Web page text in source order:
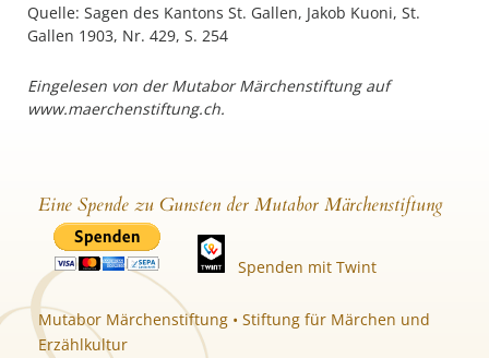
Quelle: Sagen des Kantons St. Gallen, Jakob Kuoni, St.
Gallen 1903, Nr. 429, S. 254
Eingelesen von der Mutabor Märchenstiftung auf
www.maerchenstiftung.ch.
Eine Spende zu Gunsten der Mutabor Märchenstiftung
Spenden mit Twint
Mutabor Märchenstiftung • Stiftung für Märchen und
Erzählkultur